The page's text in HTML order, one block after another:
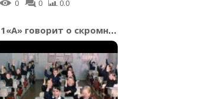
0
0 0.0
1«А» говорит о скромности